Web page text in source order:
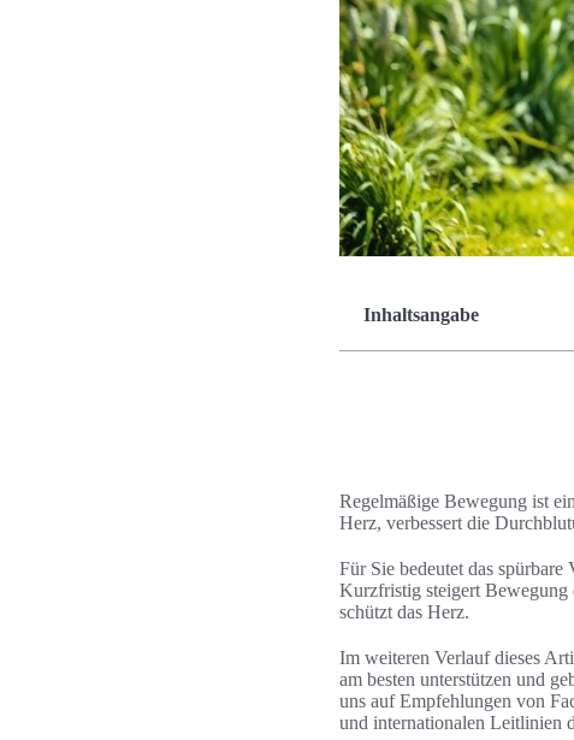
Inhaltsangabe
Regelmäßige Bewegung ist
Herz, verbessert die
Für Sie bedeutet das
Kurzfristig steigert Bewegung
schützt das Herz.
Im weiteren Verlauf dieses
am besten unterstützen und
uns auf Empfehlungen von
und internationalen Leitlinien